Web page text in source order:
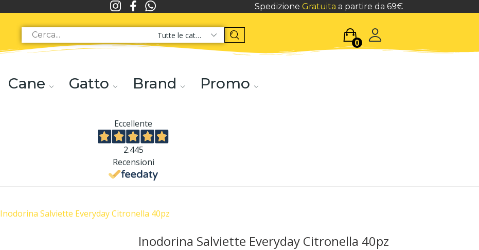
Spedizione Gratuita a partire da 69€
Tutte le categorie
0
Cane Gatto Brand Promo
Eccellente
2.445
Recensioni
Inodorina Salviette Everyday Citronella 40pz
Inodorina Salviette Everyday Citronella 40pz